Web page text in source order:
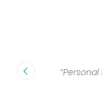
muy